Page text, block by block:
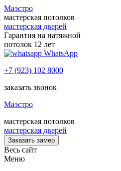
Маэстро
мастерская потолков
мастерская дверей
Гарантия на натяжной
потолок 12 лет
WhatsApp
+7 (923) 102 8000
заказать звонок
Маэстро
мастерская потолков
мастерская дверей
Заказать замер
Весь сайт
Меню